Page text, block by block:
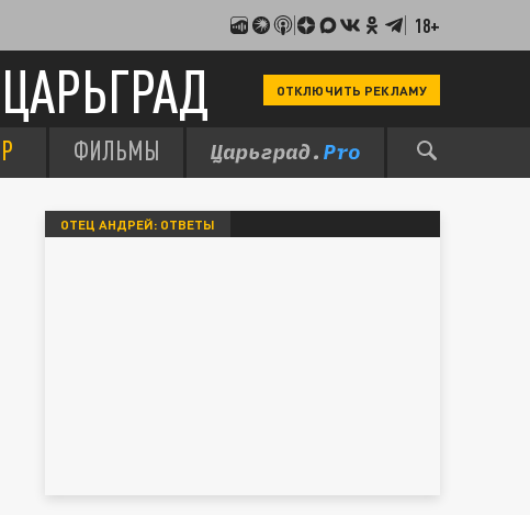
18+
ЦАРЬГРАД ОТКЛЮЧИТЬ РЕКЛАМУ
ФИЛЬМЫ
ОТЕЦ АНДРЕЙ: ОТВЕТЫ